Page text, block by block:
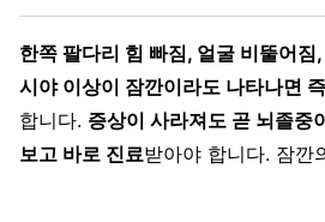
한쪽 팔다리 힘 빠짐, 얼굴 비뚤어
시야 이상이 잠깐이라도 나타나면
합니다. 증상이 사라져도 곧 뇌졸중
보고 바로 진료받아야 합니다. 잠깐